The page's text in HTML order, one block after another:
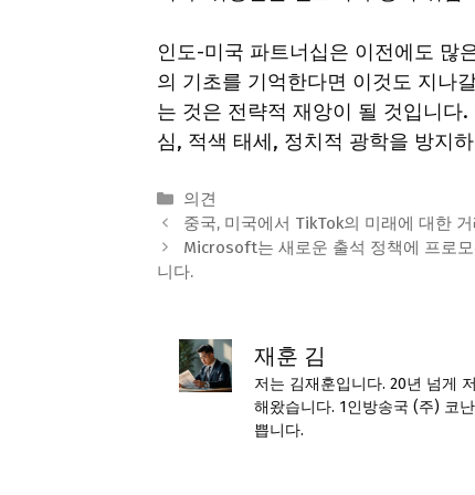
인도-미국 파트너십은 이전에도 많
의 기초를 기억한다면 이것도 지나
는 것은 전략적 재앙이 될 것입니다
심, 적색 태세, 정치적 광학을 방지
Categories
의견
중국, 미국에서 TikTok의 미래에 대한
Microsoft는 새로운 출석 정책에 프로
니다.
재훈 김
저는 김재훈입니다. 20년 넘게
해왔습니다. 1인방송국 (주) 코
쁩니다.